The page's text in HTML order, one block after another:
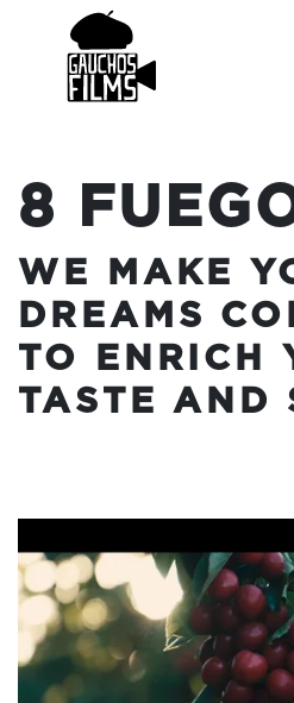
8
WE MAKE
DREAMS
TO ENRICH
TASTE AND